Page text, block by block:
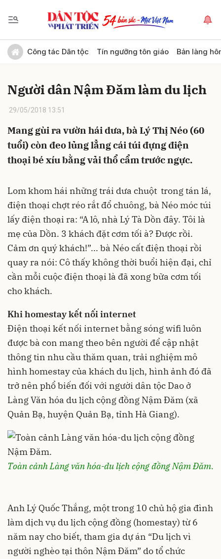
Công tác Dân tộc Tín ngưỡng tôn giáo Bản làng
Người dân Nậm Đăm làm du lịch
29/05/2018 13:51
Mang gùi ra vườn hái dưa, bà Lý Thị Néo (60
tuổi) còn đeo lủng lẳng cái túi đựng điện
thoại bé xíu bằng vải thổ cẩm trước ngực.
Lom khom hái những trái dưa chuột trong tán lá,
điện thoại chợt réo rắt đổ chuông, bà Néo móc túi
lấy điện thoại ra: “A lô, nhà Lý Tà Dồn đây. Tôi là
mẹ của Dồn. 3 khách đặt cơm tối à? Được rồi.
Cảm ơn quý khách!”... bà Néo cất điện thoại rồi
quay ra nói: Cô thấy không thời buổi hiện đại, chỉ
cần mỗi cuộc điện thoại là đã xong bữa cơm tối
cho khách.
Khi homestay kết nối internet
Điện thoại kết nối internet bằng sóng wifi luôn
được bà con mang theo bên người để cập nhật
thông tin nhu cầu thăm quan, trải nghiệm mô
hình homestay của khách du lịch, hình ảnh đó đã
trở nên phổ biến đối với người dân tộc Dao ở
Làng Văn hóa du lịch cộng đồng Nậm Đăm (xã
Quản Bạ, huyện Quản Bạ, tỉnh Hà Giang).
Toàn cảnh Làng văn hóa-du lịch cộng đồng Nậm Đăm.
Anh Lý Quốc Thắng, một trong 10 chủ hộ gia đình
làm dịch vụ du lịch cộng đồng (homestay) từ 6
năm nay cho biết, tham gia dự án “Du lịch vì
người nghèo tại thôn Nậm Đăm” do tổ chức
Gửi bình luận
Hủy